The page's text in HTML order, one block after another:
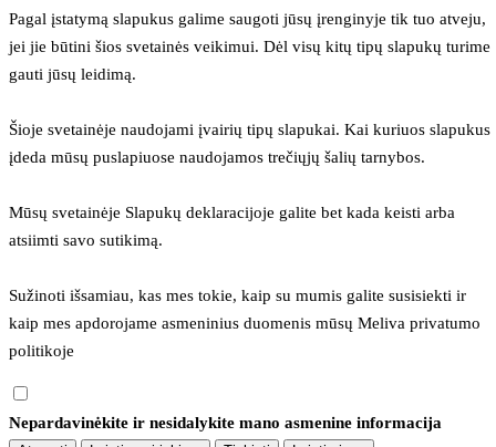
Pagal įstatymą slapukus galime saugoti jūsų įrenginyje tik tuo atveju,
jei jie būtini šios svetainės veikimui. Dėl visų kitų tipų slapukų turime
gauti jūsų leidimą.
Šioje svetainėje naudojami įvairių tipų slapukai. Kai kuriuos slapukus
įdeda mūsų puslapiuose naudojamos trečiųjų šalių tarnybos.
Mūsų svetainėje Slapukų deklaracijoje galite bet kada keisti arba
atsiimti savo sutikimą.
Sužinoti išsamiau, kas mes tokie, kaip su mumis galite susisiekti ir
kaip mes apdorojame asmeninius duomenis mūsų Meliva privatumo
politikoje
Nepardavinėkite ir nesidalykite mano asmenine informacija